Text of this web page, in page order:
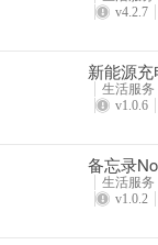
v4.2.7
新能源
生活服务
v1.0.6
备忘录
生活服务
v1.0.2